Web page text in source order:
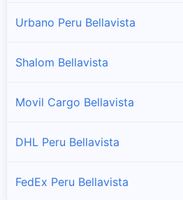
Urbano Peru Bellavista
Shalom Bellavista
Movil Cargo Bellavista
DHL Peru Bellavista
FedEx Peru Bellavista